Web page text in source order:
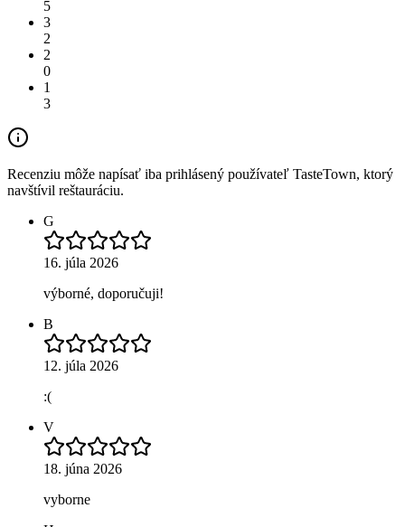
5
3
2
2
0
1
3
Recenziu môže napísať iba prihlásený používateľ TasteTown, ktorý
navštívil reštauráciu.
G
16. júla 2026
výborné, doporučuji!
B
12. júla 2026
:(
V
18. júna 2026
vyborne